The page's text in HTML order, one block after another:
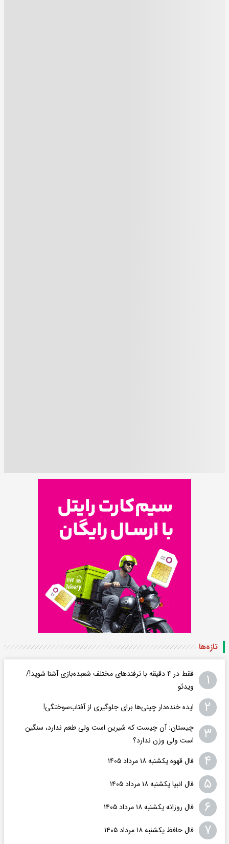
تازه‌ها
۱
فقط در ۴ دقیقه با ترفند‌های مختلف شعبده‌بازی آشنا شوید!/
ویدئو
۲ ایده خنده‌دار چینی‌ها برای جلوگیری از آفتاب‌سوختگی!
۳
چیستان: آن چیست که شیرین است ولی طعم ندارد، سنگین
است ولی وزن ندارد؟
۴ فال قهوه یکشنبه ۱۸ مرداد ۱۴۰۵
۵ فال انبیا یکشنبه ۱۸ مرداد ۱۴۰۵
۶ فال روزانه یکشنبه ۱۸ مرداد ۱۴۰۵
۷ فال حافظ یکشنبه ۱۸ مرداد ۱۴۰۵